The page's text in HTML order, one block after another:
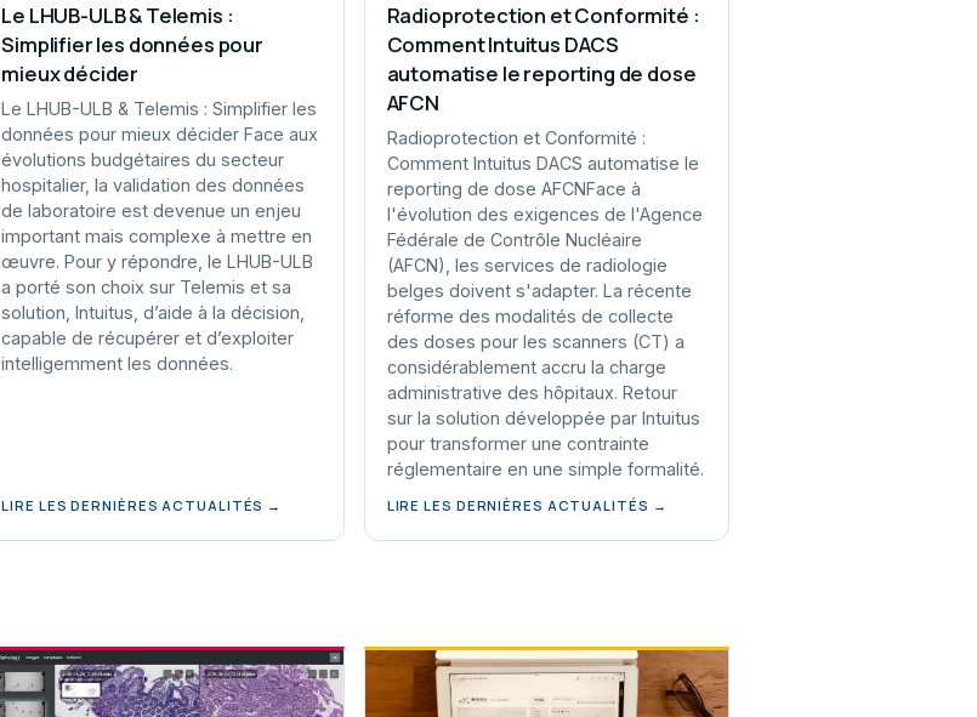
Le LHUB-ULB & Telemis :
Simplifier les données pour
mieux décider
Le LHUB-ULB & Telemis : Simplifier les
données pour mieux décider Face aux
évolutions budgétaires du secteur
hospitalier, la validation des données
de laboratoire est devenue un enjeu
important mais complexe à mettre en
œuvre. Pour y répondre, le LHUB-ULB
a porté son choix sur Telemis et sa
solution, Intuitus, d’aide à la décision,
capable de récupérer et d’exploiter
intelligemment les données.
LIRE LES DERNIÈRES ACTUALITÉS →
Radioprotection et Conformité :
Comment Intuitus DACS
automatise le reporting de dose
AFCN
Radioprotection et Conformité :
Comment Intuitus DACS automatise le
reporting de dose AFCNFace à
l'évolution des exigences de l'Agence
Fédérale de Contrôle Nucléaire
(AFCN), les services de radiologie
belges doivent s'adapter. La récente
réforme des modalités de collecte
des doses pour les scanners (CT) a
considérablement accru la charge
administrative des hôpitaux. Retour
sur la solution développée par Intuitus
pour transformer une contrainte
réglementaire en une simple formalité.
LIRE LES DERNIÈRES ACTUALITÉS →